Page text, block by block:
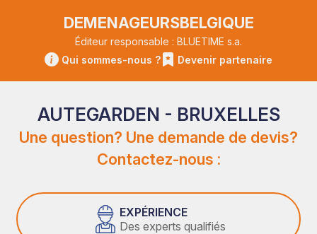
DEMENAGEURSBELGIQUE
Éditeur responsable : BLUETIME s.a.
Qui sommes-nous ?
Devenir partenaire
AUTEGARDEN - BRUXELLES
Une question? Une demande de devis?
Contactez-nous :
EXPÉRIENCE
Des experts qualifiés